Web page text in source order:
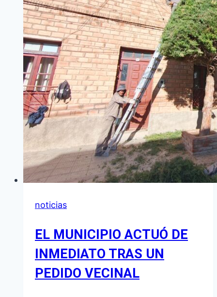
noticias
EL MUNICIPIO ACTUÓ DE
INMEDIATO TRAS UN
PEDIDO VECINAL